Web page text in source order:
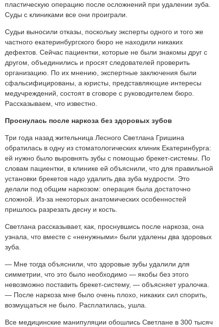
пластическую операцию после осложнений при удалении зуба.
Суды с клиниками все они проиграли.
Судьи выносили отказы, поскольку эксперты одного и того же
частного екатеринбургского бюро не находили никаких
дефектов. Сейчас пациентки, которые не были знакомы друг с
другом, объединились и просят следователей проверить
организацию. По их мнению, экспертные заключения были
сфальсифицированы, а юристы, представляющие интересы
медучреждений, состоят в сговоре с руководителем бюро.
Рассказываем, что известно.
Проснулась после наркоза без здоровых зубов
Три года назад жительница Лесного Светлана Гришина
обратилась в одну из стоматологических клиник Екатеринбурга:
ей нужно было выровнять зубы с помощью брекет-системы. По
словам пациентки, в клинике ей объяснили, что для правильной
установки брекетов надо удалить два зуба мудрости. Это
делали под общим наркозом: операция была достаточно
сложной. Из-за некоторых анатомических особенностей
пришлось разрезать десну и кость.
Светлана рассказывает, как, проснувшись после наркоза, она
узнала, что вместе с «ненужными» были удалены два здоровых
зуба.
— Мне тогда объяснили, что здоровые зубы удалили для
симметрии, что это было необходимо — якобы без этого
невозможно поставить брекет-систему, — объясняет уралочка.
— После наркоза мне было очень плохо, никаких сил спорить,
возмущаться не было. Расплатилась, ушла.
Все медицинские манипуляции обошлись Светлане в 300 тысяч